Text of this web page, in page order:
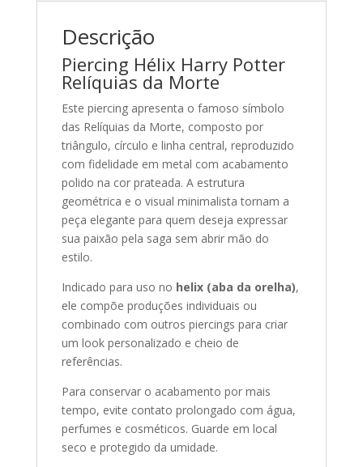
Descrição
Piercing Hélix Harry Potter
Relíquias da Morte
Este piercing apresenta o famoso símbolo
das Relíquias da Morte, composto por
triângulo, círculo e linha central, reproduzido
com fidelidade em metal com acabamento
polido na cor prateada. A estrutura
geométrica e o visual minimalista tornam a
peça elegante para quem deseja expressar
sua paixão pela saga sem abrir mão do
estilo.
Indicado para uso no helix (aba da orelha),
ele compõe produções individuais ou
combinado com outros piercings para criar
um look personalizado e cheio de
referências.
Para conservar o acabamento por mais
tempo, evite contato prolongado com água,
perfumes e cosméticos. Guarde em local
seco e protegido da umidade.